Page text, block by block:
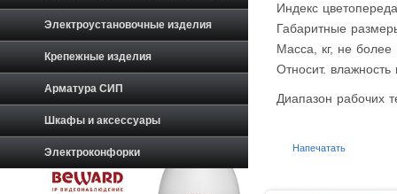
Индекс
Габаритные
Масса, кг, не более
Относит.
Диапазон рабочих
Напечатать
Электроустановочные изделия
Крепежные изделия
Арматура СИП
Шкафы и аксессуары
Электроконфорки